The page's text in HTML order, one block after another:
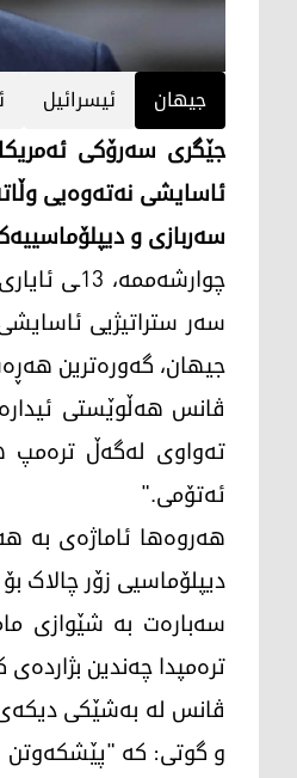
جیهان ئیسرائیل
جێگری سەرۆکی
ئاسایشی نەتەوەیی
سەربازی و
سەر ستراتیژیی
جیهان، گەورەترین
ڤانس هەڵوێستی
تەواوی لەگەڵ ترەمپ
ئەتۆمی."
هەروەها ئاماژەی بە
دیپلۆماسیی زۆر چالاک
سەبارەت بە شێوازی
ترەمپدا چەندین
ڤانس لە بەشێکی
و گوتی: کە "پێشکەوتن